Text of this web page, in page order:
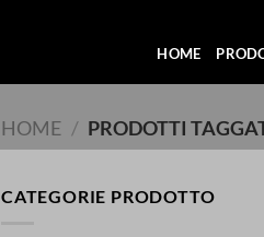
HOME
HOME / PRODOTTI
CATEGORIE PRODOTTO